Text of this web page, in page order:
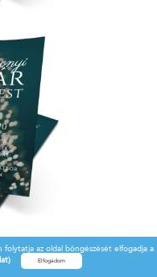
az oldal böngészését elfogadja a